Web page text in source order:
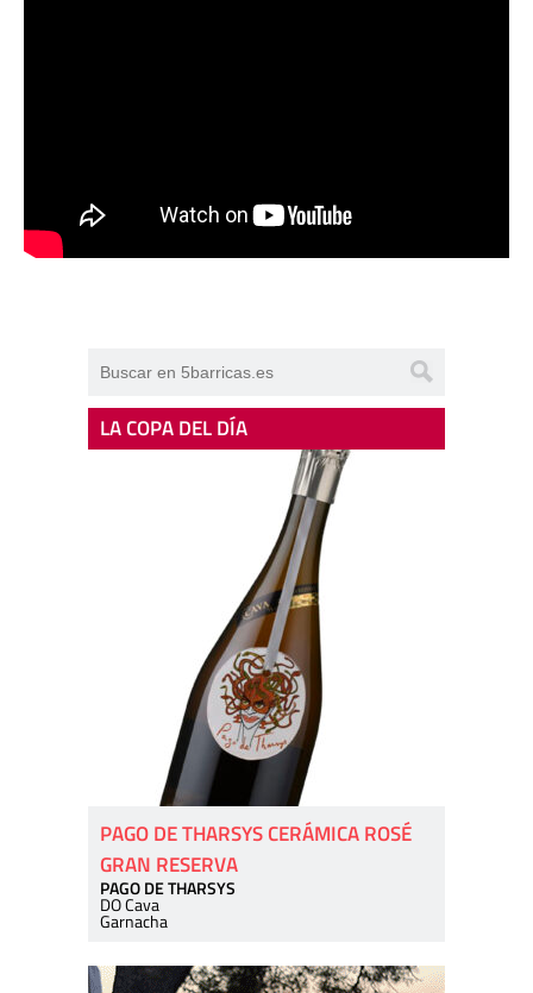
LA COPA DEL DÍA
PAGO DE THARSYS CERÁMICA ROSÉ
GRAN RESERVA
PAGO DE THARSYS
DO Cava
Garnacha